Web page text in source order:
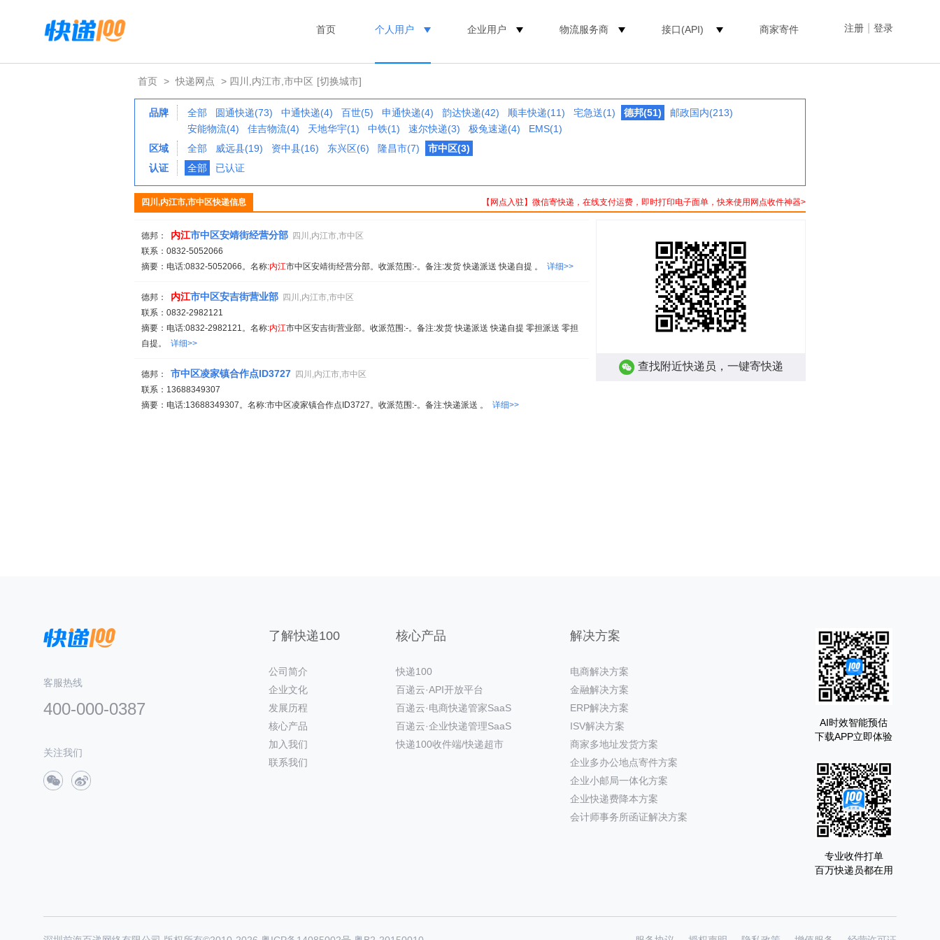
注册 登录
首页 个人用户 企业用户 物流服务商 接口(API) 商家寄件
首页 > 快递网点 > 四川,内江市,市中区 [切换城市]
品牌 全部 圆通快递(73) 中通快递(4) 百世(5) 申通快递(4) 韵达快递(42) 顺丰快递(11) 宅急送(1) 德邦(51)
邮政国内(213)
安能物流(4)
佳吉物流(4) 天地华宇(1) 中铁(1) 速尔快递(3) 极兔速递(4)
EMS(1)
区域
全部 威远县(19) 资中县(16) 东兴区(6) 隆昌市(7)
市中区(3)
认证
全部 已认证
【网点入驻】微信寄快递，在线支付运费，即时打印电子面单，快来使用网点收件神器>
四川,内江市,市中区快递信息
德邦： 内江市中区安靖街经营分部 四川,内江市,市中区
联系：0832-5052066
摘要：电话:0832-5052066。名称:内江市中区安靖街经营分部。收派范围:-。备注:发货 快递派送 快递自提 。 详细>>
德邦： 内江市中区安吉街营业部 四川,内江市,市中区
联系：0832-2982121
摘要：电话:0832-2982121。名称:内江市中区安吉街营业部。收派范围:-。备注:发货 快递派送 快递自提 零担派送 零担
自提。 详细>>
德邦： 市中区凌家镇合作点ID3727 四川,内江市,市中区
联系：13688349307
摘要：电话:13688349307。名称:市中区凌家镇合作点ID3727。收派范围:-。备注:快递派送 。 详细>>
查找附近快递员，一键寄快递
客服热线
400-000-0387
关注我们
了解快递100
公司简介
企业文化
发展历程
核心产品
加入我们
联系我们
核心产品
快递100
百递云·API开放平台
百递云·电商快递管家SaaS
百递云·企业快递管理SaaS
快递100收件端/快递超市
解决方案
电商解决方案
金融解决方案
ERP解决方案
ISV解决方案
商家多地址发货方案
企业多办公地点寄件方案
企业小邮局一体化方案
企业快递费降本方案
会计师事务所函证解决方案
AI时效智能预估
下载APP立即体验
专业收件打单
百万快递员都在用